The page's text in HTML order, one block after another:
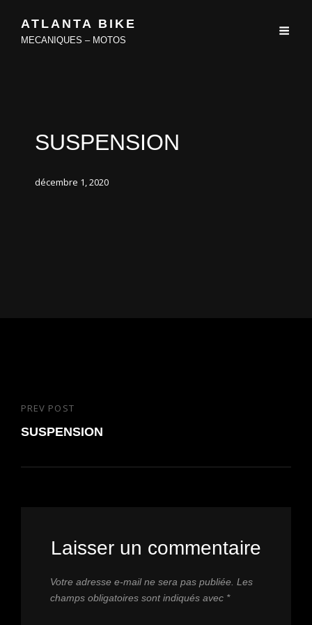
ATLANTA BIKE
MECANIQUES – MOTOS
SUSPENSION
décembre 1, 2020
Navigation
de
Previous
Post
PREV POST
SUSPENSION
Laisser un commentaire
Votre adresse e-mail ne sera pas publiée. Les
champs obligatoires sont indiqués avec *